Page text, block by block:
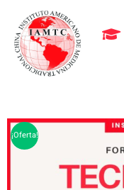
contenido
¡Oferta!